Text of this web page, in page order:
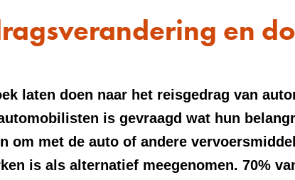
en
laten doen naar het reisgedrag van
is gevraagd wat hun
om met de auto of andere
is als alternatief meegenomen. 70%